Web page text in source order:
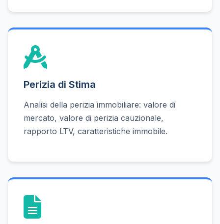
Perizia di Stima
Analisi della perizia immobiliare: valore di
mercato, valore di perizia cauzionale,
rapporto LTV, caratteristiche immobile.